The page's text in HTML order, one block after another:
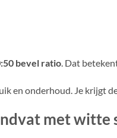
bevel ratio . Dat
en onderhoud. Je krijgt
met witte